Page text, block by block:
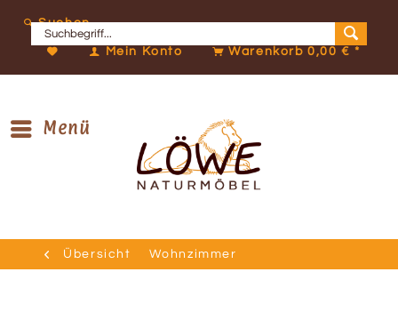
Suchen
Mein Konto Warenkorb0,00 € *
Menü
Übersicht Wohnzimmer